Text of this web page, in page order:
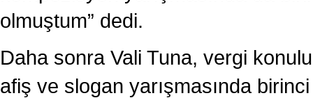
olmuştum” dedi.
Daha sonra Vali Tuna, vergi konulu
afiş ve slogan yarışmasında birinci